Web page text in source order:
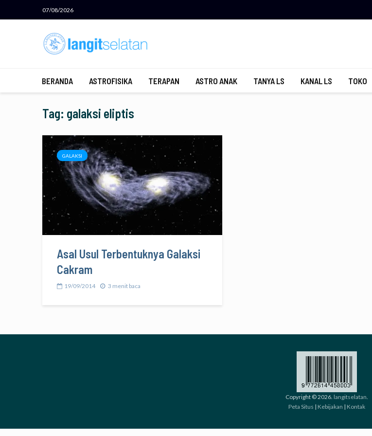
07/08/2026
BERANDA ASTROFISIKA TERAPAN ASTRO ANAK TANYA LS KANAL LS TOKO
Tag: galaksi eliptis
GALAKSI
Asal Usul Terbentuknya Galaksi
Cakram
19/09/2014 3 menit baca
Copyright © 2026. langitselatan
Peta Situs | Kebijakan | Kontak